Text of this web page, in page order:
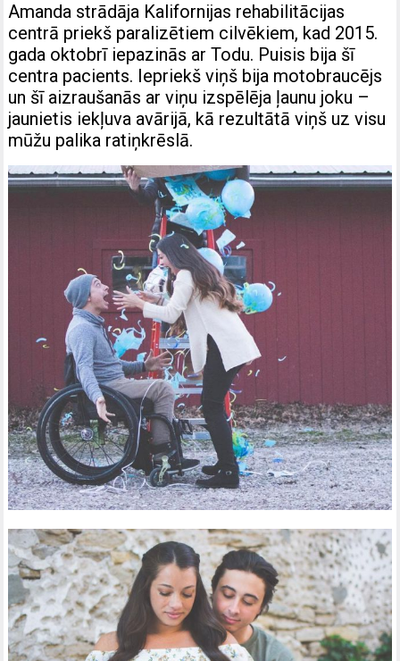
Amanda strādāja Kalifornijas rehabilitācijas
centrā priekš paralizētiem cilvēkiem, kad 2015.
gada oktobrī iepazinās ar Todu. Puisis bija šī
centra pacients. Iepriekš viņš bija motobraucējs
un šī aizraušanās ar viņu izspēlēja ļaunu joku –
jaunietis iekļuva avārijā, kā rezultātā viņš uz visu
mūžu palika ratiņkrēslā.